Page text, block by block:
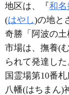
地区は、『和名
(はやし)の地と
奇勝「阿波の
市場は、撫養(
られて発達し
国霊場第10番
八幡(はちまん)